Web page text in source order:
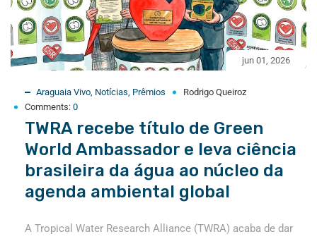
jun 01, 2026
Araguaia Vivo, Notícias, Prêmios
Rodrigo Queiroz
Comments: 0
TWRA recebe título de Green
World Ambassador e leva ciência
brasileira da água ao núcleo da
agenda ambiental global
A Tropical Water Research Alliance (TWRA) acaba de dar